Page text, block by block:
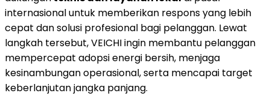
internasional untuk memberikan respons yang lebih
cepat dan solusi profesional bagi pelanggan. Lewat
langkah tersebut, VEICHI ingin membantu pelanggan
mempercepat adopsi energi bersih, menjaga
kesinambungan operasional, serta mencapai target
keberlanjutan jangka panjang.